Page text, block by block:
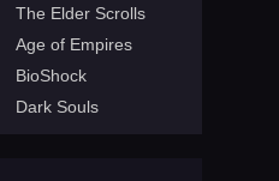
The Elder Scrolls
Age of Empires
BioShock
Dark Souls